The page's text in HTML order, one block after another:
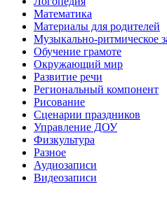
Математика
Материалы для родителей
Музыкально-ритмическое
Обучение грамоте
Окружающий мир
Развитие речи
Региональный компонент
Рисование
Сценарии праздников
Управление ДОУ
Физкультура
Разное
Аудиозаписи
Видеозаписи